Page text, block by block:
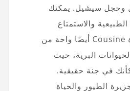
وحجل سيشيل. يمكنك
والاستمتاع
بجمالها. تعد جزيرة Cousine أيضًا واحة من
البرية، حيث
في جنة حقيقية.
الطيور والحياة